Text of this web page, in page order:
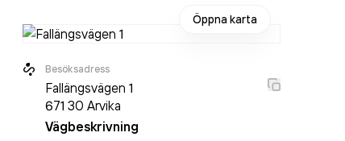
Öppna karta
Besöksadress
Fallängsvägen 1
671 30 Arvika
Vägbeskrivning